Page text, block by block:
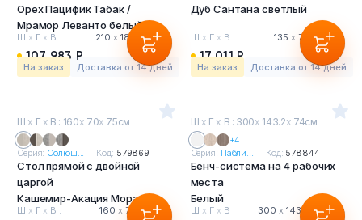
Орех Пацифик Табак /
Мрамор Леванто белый
Ш х Г х В : 210 х180 х75 см
107 983 Р
На заказ Доставка от 14 дней
Дуб Сантана светлый
Ш х Г х В : 135 х 70 х74 см
17 011 Р
На заказ Доставка от 14 дней
Ш х Г х В : 160х 70х 75см
Серия: Солюш... Код: 579869
Стол прямой с двойной
царгой
Кашемир-Акация Морава
Ш х Г х В : 160 х70 х75 см
Ш х Г х В : 300х 143.2х 74см
+4
Серия: Пабли... Код: 578844
Бенч-система на 4 рабочих
места
Белый
Ш х Г х В : 300 х 143.2 х74 см